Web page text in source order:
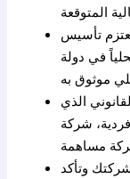
تأسيس
في دولة
الذي
شركة
وتأكد